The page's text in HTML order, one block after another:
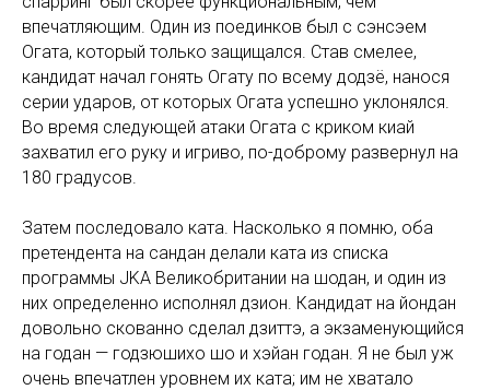
впечатляющим. Один из поединков был с сэнсэем
Огата, который только защищался. Став смелее,
кандидат начал гонять Огату по всему додзё, нанося
серии ударов, от которых Огата успешно уклонялся.
Во время следующей атаки Огата с криком киай
захватил его руку и игриво, по-доброму развернул на
180 градусов.
Затем последовало ката. Насколько я помню, оба
претендента на сандан делали ката из списка
программы JKA Великобритании на шодан, и один из
них определенно исполнял дзион. Кандидат на йондан
довольно скованно сделал дзиттэ, а экзаменующийся
на годан — годзюшихо шо и хэйан годан. Я не был уж
очень впечатлен уровнем их ката; им не хватало